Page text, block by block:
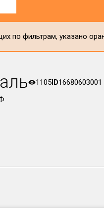
по фильтрам, указано
1105ID16680603001